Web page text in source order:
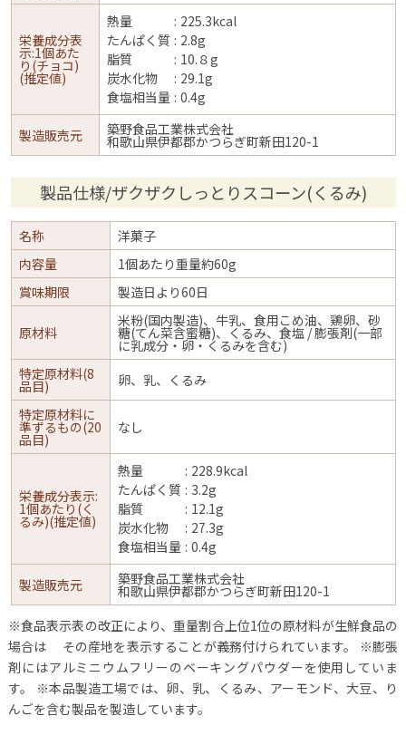
栄養成分表
示:1個あた
り(チョコ)
(推定値)
熱量
225.3kcal
たんぱく質
2.8g
脂質
10.８g
炭水化物
29.1g
食塩相当量 0.4g
製造販売元 築野食品工業株式会社
和歌山県伊都郡かつらぎ町新田120-1
製品仕様/ザクザクしっとりスコーン(くるみ)
名称
洋菓子
内容量
1個あたり重量約60g
賞味期限
製造日より60日
原材料
米粉(国内製造)、牛乳、食用こめ油、鶏卵、砂
糖(てん菜含蜜糖)、くるみ、食塩 / 膨張剤(一部
に乳成分・卵・くるみを含む)
特定原材料(8
品目)
卵、乳、くるみ
特定原材料に
準ずるもの(20
品目)
なし
栄養成分表示:
1個あたり(く
るみ)(推定値)
熱量
228.9kcal
たんぱく質
3.2g
脂質
12.1g
炭水化物
27.3g
食塩相当量 0.4g
製造販売元 築野食品工業株式会社
和歌山県伊都郡かつらぎ町新田120-1
※食品表示表の改正により、重量割合上位1位の原材料が生鮮食品の
場合は その産地を表示することが義務付けられています。
※膨張
剤にはアルミニウムフリーのベーキングパウダーを使用していま
す。
※本品製造工場では、卵、乳、くるみ、アーモンド、大豆、り
んごを含む製品を製造しています。